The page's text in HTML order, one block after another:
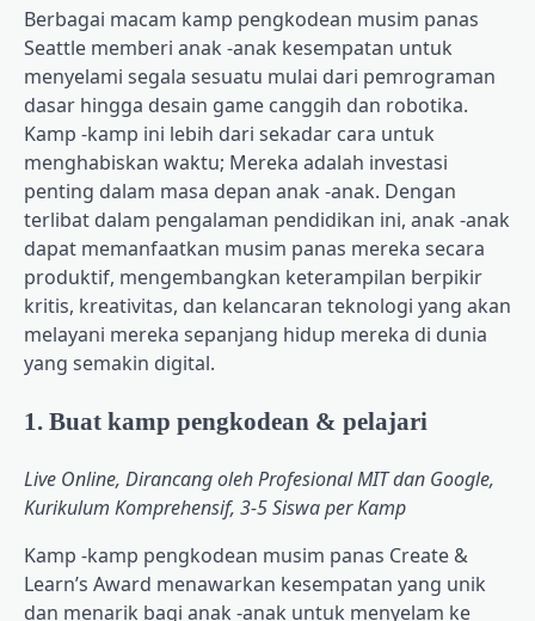
Berbagai macam kamp pengkodean musim panas
Seattle memberi anak -anak kesempatan untuk
menyelami segala sesuatu mulai dari pemrograman
dasar hingga desain game canggih dan robotika.
Kamp -kamp ini lebih dari sekadar cara untuk
menghabiskan waktu; Mereka adalah investasi
penting dalam masa depan anak -anak. Dengan
terlibat dalam pengalaman pendidikan ini, anak -anak
dapat memanfaatkan musim panas mereka secara
produktif, mengembangkan keterampilan berpikir
kritis, kreativitas, dan kelancaran teknologi yang akan
melayani mereka sepanjang hidup mereka di dunia
yang semakin digital.
1. Buat kamp pengkodean & pelajari
Live Online, Dirancang oleh Profesional MIT dan Google,
Kurikulum Komprehensif, 3-5 Siswa per Kamp
Kamp -kamp pengkodean musim panas Create &
Learn’s Award menawarkan kesempatan yang unik
dan menarik bagi anak -anak untuk menyelam ke